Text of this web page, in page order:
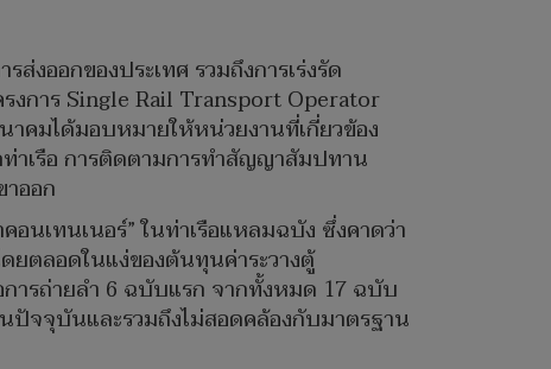
งออกของประเทศ รวมถึงการเร่งรัด
งการ Single Rail Transport Operator
คมได้มอบหมายให้หน่วยงานที่เกี่ยวข้อง
าเรือ การติดตามการทำสัญญาสัมปทาน
ออก
นเทนเนอร์” ในท่าเรือแหลมฉบัง ซึ่งคาดว่า
ยตลอดในแง่ของต้นทุนค่าระวางตู้
การถ่ายลำ 6 ฉบับแรก จากทั้งหมด 17 ฉบับ
จจุบันและรวมถึงไม่สอดคล้องกับมาตรฐาน